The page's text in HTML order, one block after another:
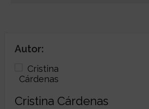
Autor:
Cristina Cárdenas